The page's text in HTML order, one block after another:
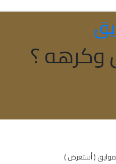
وكرهه ؟
( أستعرض )